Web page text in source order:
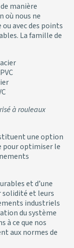
manière
où nous ne
ou avec des points
La famille de
à rouleaux
une option
optimiser le
et d’une
et leurs
industriels
du système
à ce que nos
aux normes de